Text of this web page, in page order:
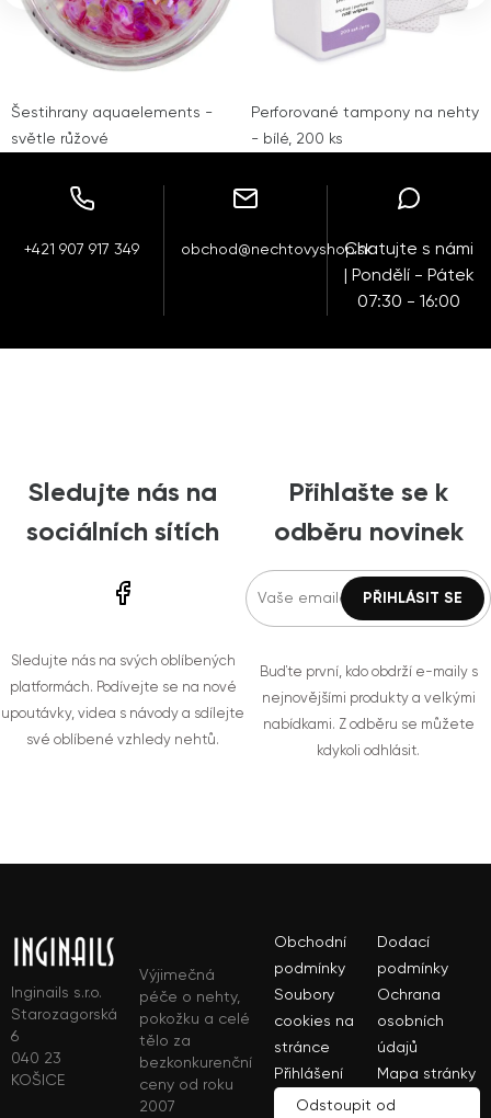
Šestihrany aquaelements -
světle růžové
Perforované tampony na nehty
- bílé, 200 ks
+421 907 917 349 obchod@nechtovyshop.skChatujte s námi
| Pondělí - Pátek
07:30 - 16:00
Sledujte nás na
sociálních sítích
Sledujte nás na svých oblíbených
platformách. Podívejte se na nové
upoutávky, videa s návody a sdílejte
své oblíbené vzhledy nehtů.
Přihlašte se k
odběru novinek
Buďte první, kdo obdrží e-maily s
nejnovějšími produkty a velkými
nabídkami. Z odběru se můžete
kdykoli odhlásit.
Inginails s.r.o.
Starozagorská
6
040 23
KOŠICE
Výjimečná
péče o nehty,
pokožku a celé
tělo za
bezkonkurenční
ceny od roku
2007
Obchodní
podmínky
Dodací
podmínky
Soubory
cookies na
stránce
Ochrana
osobních
údajů
Přihlášení
Mapa stránky
Odstoupit od